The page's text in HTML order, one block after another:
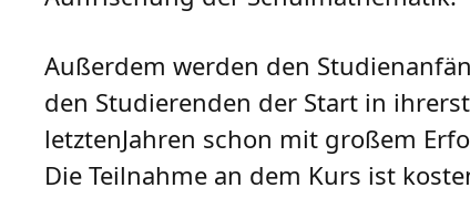
Außerdem werden den
den Studierenden der Start in
letztenJahren schon mit großem
Die Teilnahme an dem Kurs ist